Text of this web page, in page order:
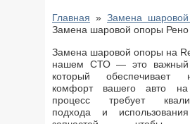
Главная » Замена
Замена шаровой опоры
Замена шаровой опоры на
нашем СТО — это важный
который обеспечивает
комфорт вашего авто
процесс требует
подхода и